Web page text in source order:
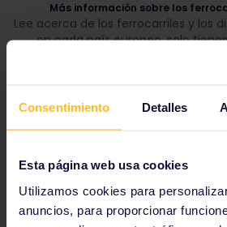
Consentimiento Detalles
Esta página web usa cookies
Utilizamos cookies para
anuncios, para proporcionar
Más información sobre los
Lee acerca de los ferrocarriles y los
en cada país europeo, solo
Austria
Bélgica
Bulgaria
República Checa
Dinamarca